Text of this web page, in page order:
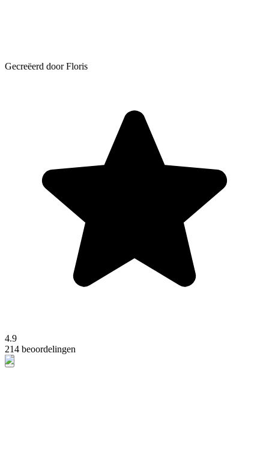
Gecreëerd door Floris
4.9
214 beoordelingen